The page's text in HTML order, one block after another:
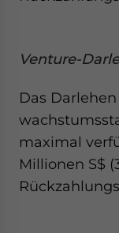
Venture-
Das
maximal
Millionen S$